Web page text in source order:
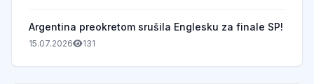
Argentina preokretom srušila Englesku za finale SP!
15.07.2026 131